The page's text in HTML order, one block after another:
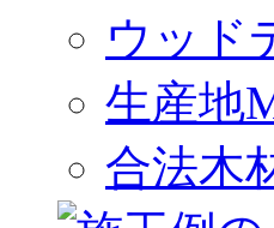
ウッド
生産地
合法木